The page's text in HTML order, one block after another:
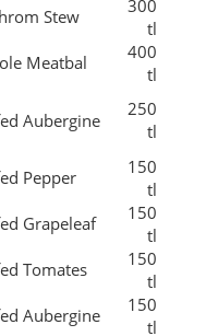
Aubergine
tl
Pepper
150
tl
Grapeleaf
150
tl
150
tl
150
tl
100
tl
150
tl
100